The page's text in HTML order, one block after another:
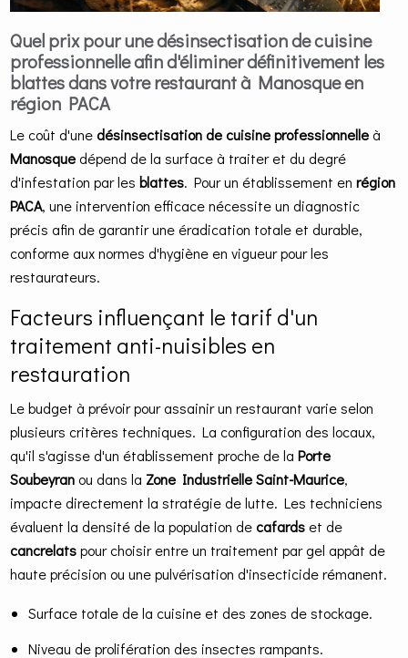
Quel prix pour une désinsectisation de cuisine
professionnelle afin d'éliminer définitivement les
blattes dans votre restaurant à Manosque en
région PACA
Le coût d'unedésinsectisation de cuisine professionnelle à
Manosque dépend de la surface à traiter et du degré
d'infestation par lesblattes. Pour un établissement enrégion
PACA, une intervention efficace nécessite un diagnostic
précis afin de garantir une éradication totale et durable,
conforme aux normes d'hygiène en vigueur pour les
restaurateurs.
Facteurs influençant le tarif d'un
traitement anti-nuisibles en
restauration
Le budget à prévoir pour assainir un restaurant varie selon
plusieurs critères techniques. La configuration des locaux,
qu'il s'agisse d'un établissement proche de laPorte
Soubeyran ou dans la Zone Industrielle Saint-Maurice,
impacte directement la stratégie de lutte. Les techniciens
évaluent la densité de la population decafards et de
cancrelatspour choisir entre un traitement par gel appât de
haute précision ou une pulvérisation d'insecticide rémanent.
Surface totale de la cuisine et des zones de stockage.
Niveau de prolifération des insectes rampants.